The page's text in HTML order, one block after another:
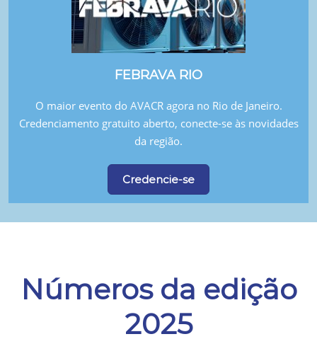
FEBRAVA RIO
O maior evento do AVACR agora no Rio de Janeiro.
Credenciamento gratuito aberto, conecte-se às novidades
da região.
Credencie-se
Números da edição
2025